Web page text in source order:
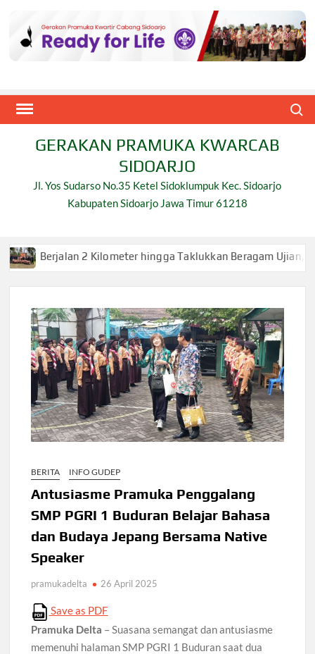
content
GERAKAN PRAMUKA KWARCAB
SIDOARJO
Jl. Yos Sudarso No.35 Ketel Sidoklumpuk Kec. Sidoarjo
Kabupaten Sidoarjo Jawa Timur 61218
2 Kilometer hingga Taklukkan Beragam Ujian, Inilah
BERITA INFO GUDEP
Antusiasme Pramuka Penggalang
SMP PGRI 1 Buduran Belajar Bahasa
dan Budaya Jepang Bersama Native
Speaker
pramukadelta 26 April 2025
Save as PDF
Pramuka Delta – Suasana semangat dan antusiasme
memenuhi halaman SMP PGRI 1 Buduran saat dua